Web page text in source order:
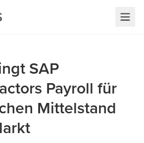
SAP
Payroll für
Mittelstand